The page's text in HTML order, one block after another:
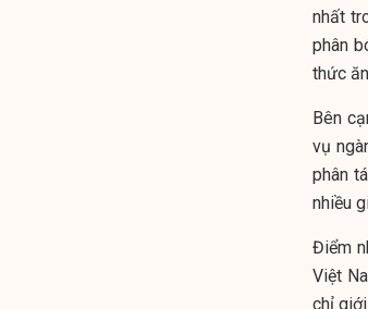
nhất
phân
thức
Bên
vụ
phân
nhiều
Điểm
Việt
chỉ